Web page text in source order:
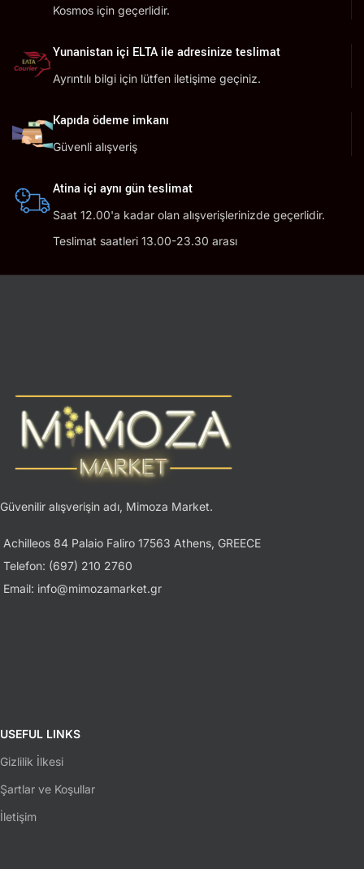
Kosmos için geçerlidir.
Yunanistan içi ELTA ile adresinize teslimat
Ayrıntılı bilgi için lütfen iletişime geçiniz.
Kapıda ödeme imkanı
Güvenli alışveriş
Atina içi aynı gün teslimat
Saat 12.00'a kadar olan alışverişlerinizde geçerlidir.
Teslimat saatleri 13.00-23.30 arası
Güvenilir alışverişin adı, Mimoza Market.
Achilleos 84 Palaio Faliro 17563 Athens, GREECE
Telefon: (697) 210 2760
Email: info@mimozamarket.gr
USEFUL LINKS
Gizlilik İlkesi
Şartlar ve Koşullar
İletişim